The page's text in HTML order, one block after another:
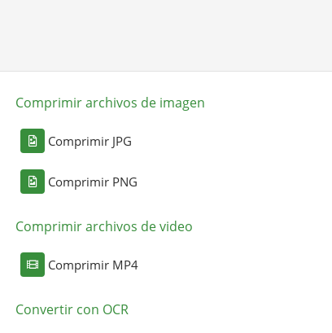
Comprimir archivos de imagen
Comprimir JPG
Comprimir PNG
Comprimir archivos de video
Comprimir MP4
Convertir con OCR